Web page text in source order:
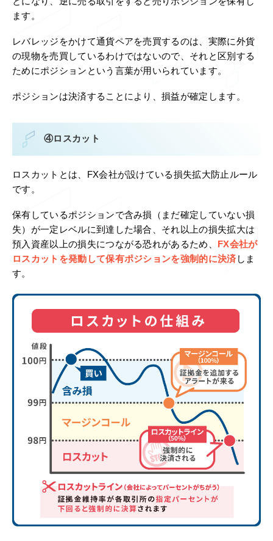
ます。
レバレッジをかけて通貨ペアを売買するのは、実際に外貨
の現物を売買しているわけではないので、それと区別する
ためにポジションという言葉が用いられています。
ポジションは決済することにより、損益が確定します。
④ロスカット
ロスカットとは、FX会社が設けている損失拡大防止ルール
です。
保有しているポジションで含み損（まだ確定していない損
失）が一定レベルに到達した場合、それ以上の損失拡大は
預入資産以上の損失につながる恐れがあるため、
FX会社が
ロスカットを発動して保有ポジションを強制的に決済 しま
す。